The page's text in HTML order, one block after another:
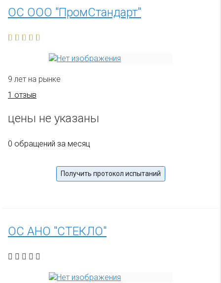
ОС ООО "ПромСтандарт"
9 лет на рынке
1 отзыв
цены не указаны
0 обращений за месяц
Получить протокол испытаний
ОС АНО "СТЕКЛО"